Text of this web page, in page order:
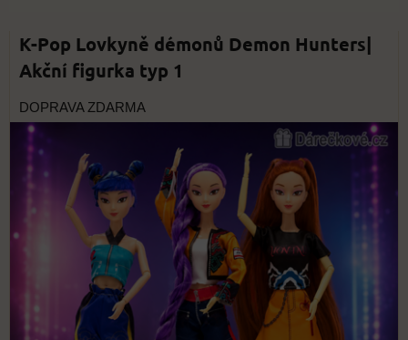
K-Pop Lovkyně démonů Demon Hunters|
Akční figurka typ 1
DOPRAVA ZDARMA